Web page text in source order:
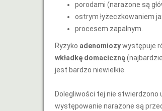
porodami (narażone są
ostrym łyżeczkowaniem
procesem zapalnym.
Ryzyko adenomiozywystępuje
wkładkę domaciczną
jest bardzo niewielkie.
Dolegliwości tej nie stwierdzono
występowanie narażone są